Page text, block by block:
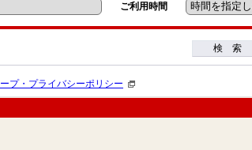
ご利用時間
検 索
プ・プライバシーポリシー